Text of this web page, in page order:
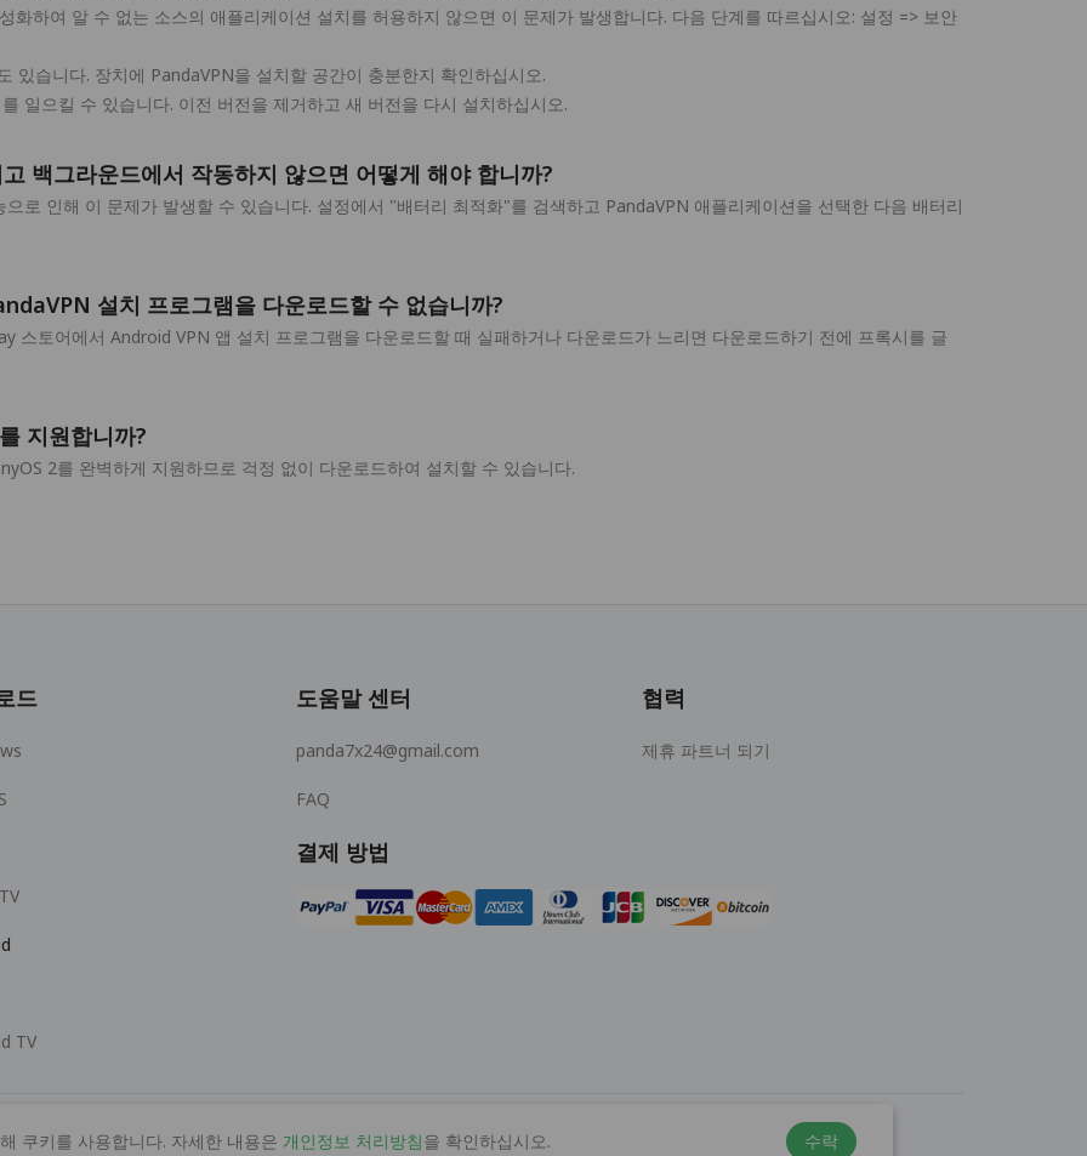
화하여 알 수 없는 소스의 애플리케이션 설치를 허용하지 않으면 이 문제가 발생합니다. 다음 단계를 따르십시오: 설정 => 보안
있습니다. 장치에 PandaVPN을 설치할 공간이 충분한지 확인하십시오.
일으킬 수 있습니다. 이전 버전을 제거하고 새 버전을 다시 설치하십시오.
백그라운드에서 작동하지 않으면 어떻게 해야 합니까?
로 인해 이 문제가 발생할 수 있습니다. 설정에서 "배터리 최적화"를 검색하고 PandaVPN 애플리케이션을 선택한 다음 배터리
설치 프로그램을 다운로드할 수 없습니까?
스토어에서 Android VPN 앱 설치 프로그램을 다운로드할 때 실패하거나 다운로드가 느리면 다운로드하기 전에 프록시를 글
지원합니까?
2를 완벽하게 지원하므로 걱정 없이 다운로드하여 설치할 수 있습니다.
드
TV
도움말 센터
panda7x24@gmail.com
FAQ
협력
제휴 파트너 되기
결제 방법
© 2026 MOPUBI LIMITED. All rights reserved.
쿠키를 사용합니다. 자세한 내용은 개인정보 처리방침을 확인하십시오. 수락